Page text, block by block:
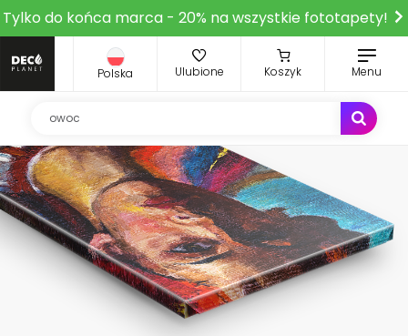
Tylko do końca marca - 20% na wszystkie fototapety!
Polska Ulubione Koszyk Menu